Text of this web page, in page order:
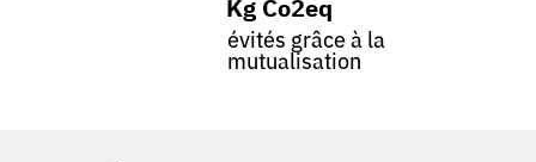
Kg Co2eq
évités grâce à la
mutualisation